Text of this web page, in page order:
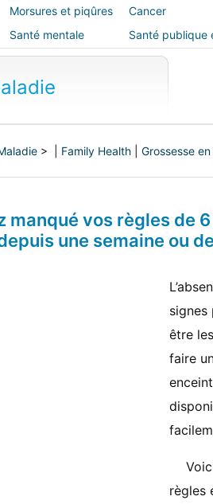
Morsures et piqûres Cancer
Santé mentale
Santé publique
sécurité
> | Family Health Grossesse
manqué vos règles de
une semaine ou
signes
être
faire
règles